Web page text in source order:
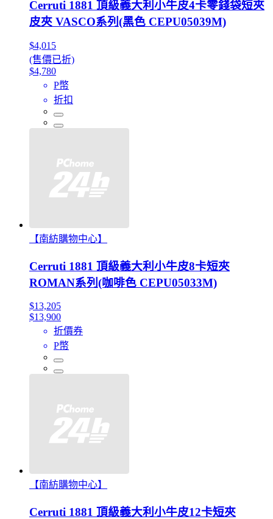
Cerruti 1881 頂級義大利小牛皮4卡零錢袋短夾
皮夾 VASCO系列(黑色 CEPU05039M)
$4,015
(售價已折)
$4,780
P幣
折扣
【南紡購物中心】
Cerruti 1881 頂級義大利小牛皮8卡短夾
ROMAN系列(咖啡色 CEPU05033M)
$13,205
$13,900
折價券
P幣
【南紡購物中心】
Cerruti 1881 頂級義大利小牛皮12卡短夾